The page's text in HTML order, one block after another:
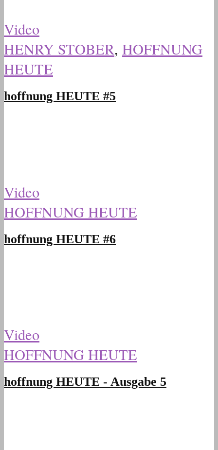
Video
HENRY STOBER, HOFFNUNG
HEUTE
hoffnung HEUTE #5
Video
HOFFNUNG HEUTE
hoffnung HEUTE #6
Video
HOFFNUNG HEUTE
hoffnung HEUTE - Ausgabe 5